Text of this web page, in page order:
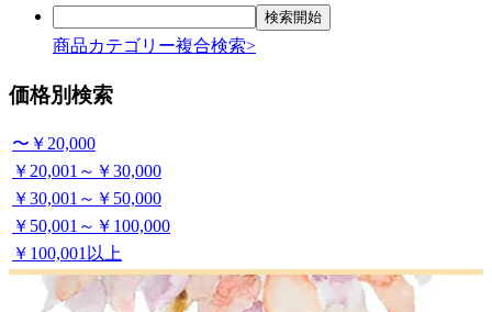
商品カテゴリー複合検索>
価格別検索
〜￥20,000
￥20,001～￥30,000
￥30,001～￥50,000
￥50,001～￥100,000
￥100,001以上